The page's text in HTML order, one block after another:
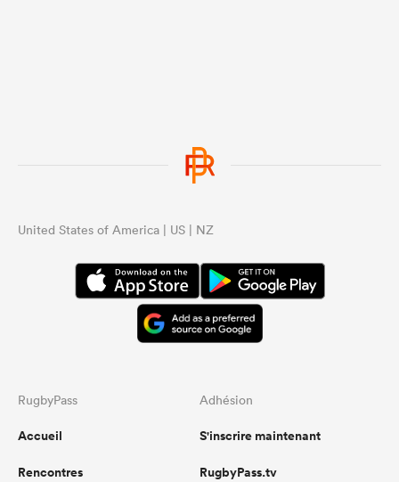
United States of America | US | NZ
RugbyPass
Accueil
Rencontres
Adhésion
S'inscrire maintenant
RugbyPass.tv